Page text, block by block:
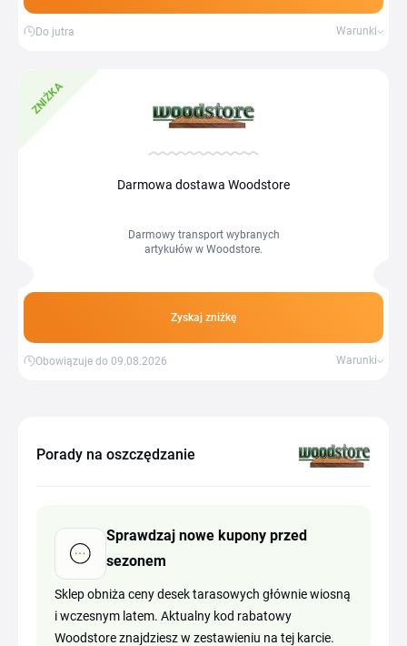
Do jutra Warunki
ZNIŻKA
Darmowa dostawa Woodstore
Darmowy transport wybranych
artykułów w Woodstore.
Zyskaj zniżkę
Obowiązuje do 09.08.2026 Warunki
Porady na oszczędzanie
Sprawdzaj nowe kupony przed
sezonem
Sklep obniża ceny desek tarasowych głównie wiosną
i wczesnym latem. Aktualny kod rabatowy
Woodstore znajdziesz w zestawieniu na tej karcie.